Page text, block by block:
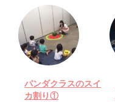
パンダクラスのスイ
カ割り①